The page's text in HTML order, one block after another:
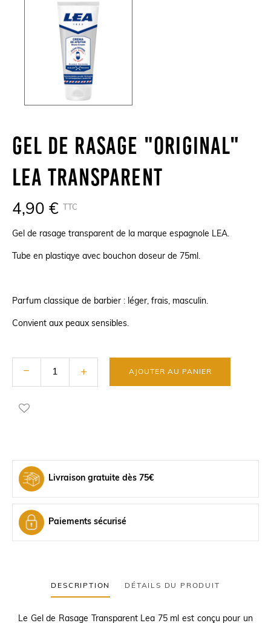
Gel De Rasage "Original"
LEA Transparent
4,90 € TTC
Gel de rasage transparent de la marque espagnole LEA.
Tube en plastiqye avec bouchon doseur de 75ml.
Parfum classique de barbier : léger, frais, masculin.
Convient aux peaux sensibles.
AJOUTER AU PANIER
Livraison gratuite dès 75€
Paiements sécurisé
DESCRIPTION DÉTAILS DU PRODUIT
Le Gel de Rasage Transparent Lea 75 ml est conçu pour un